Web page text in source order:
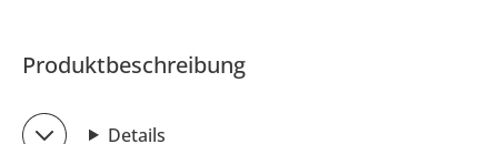
Produktbeschreibung
Details